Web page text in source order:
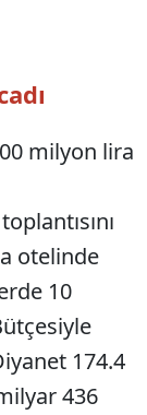
milyon lira
otelinde
10
174.4
436